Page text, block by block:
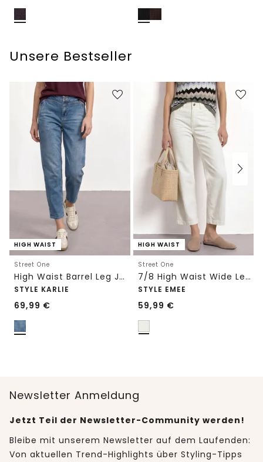
Unsere Bestseller
HIGH WAIST
Street One
High Waist Barrel Leg Jeans im Loose Fit
STYLE KARLIE
69,99 €
HIGH WAIST
Street One
7/8 High Waist Wide Leg Jeans im Loose Fit
STYLE EMEE
59,99 €
Newsletter Anmeldung
Jetzt Teil der Newsletter-Community werden!
Bleibe mit unserem Newsletter auf dem Laufenden:
Von aktuellen Trend-Highlights über Styling-Tipps